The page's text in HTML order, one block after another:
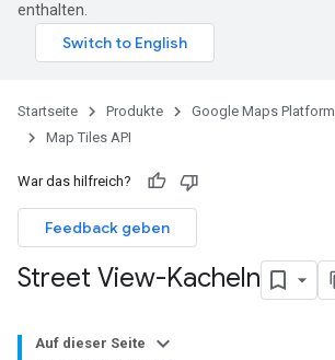
enthalten.
Startseite Produkte Google Maps Platform
Map Tiles API
War das hilfreich?
Feedback geben
Street View-Kacheln
Auf dieser Seite